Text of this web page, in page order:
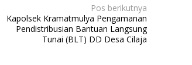
Pos berikutnya
Kapolsek Kramatmulya Pengamanan
Pendistribusian Bantuan Langsung
Tunai (BLT) DD Desa Cilaja